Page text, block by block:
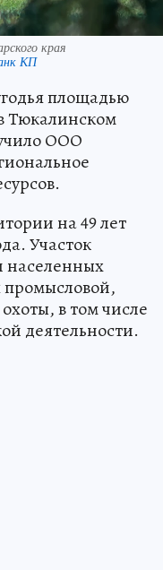
края
КП
площадью
Тюкалинском
ООО
на 49 лет
Участок
населенных
промысловой,
в том числе
деятельности.